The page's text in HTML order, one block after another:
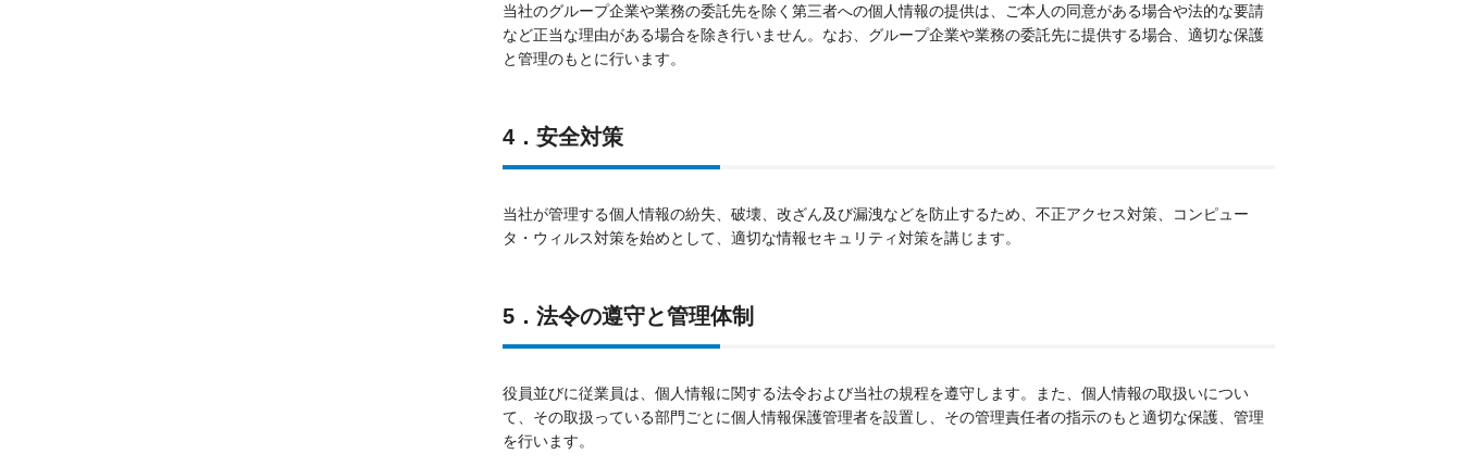
当社のグループ企業や業務の委託先を除く第三者への個人情報の提供は、ご本人の同意がある場合や法的な要請
など正当な理由がある場合を除き行いません。なお、グループ企業や業務の委託先に提供する場合、適切な保護
と管理のもとに行います。
4．安全対策
当社が管理する個人情報の紛失、破壊、改ざん及び漏洩などを防止するため、不正アクセス対策、コンピュー
タ・ウィルス対策を始めとして、適切な情報セキュリティ対策を講じます。
5．法令の遵守と管理体制
役員並びに従業員は、個人情報に関する法令および当社の規程を遵守します。また、個人情報の取扱いについ
て、その取扱っている部門ごとに個人情報保護管理者を設置し、その管理責任者の指示のもと適切な保護、管理
を行います。